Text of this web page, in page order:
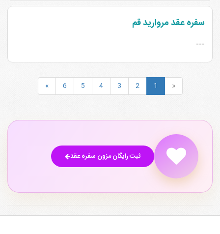
سفره عقد مروارید قم
---
«
1
2
3
4
5
6
»
ثبت رایگان مزون سفره عقد